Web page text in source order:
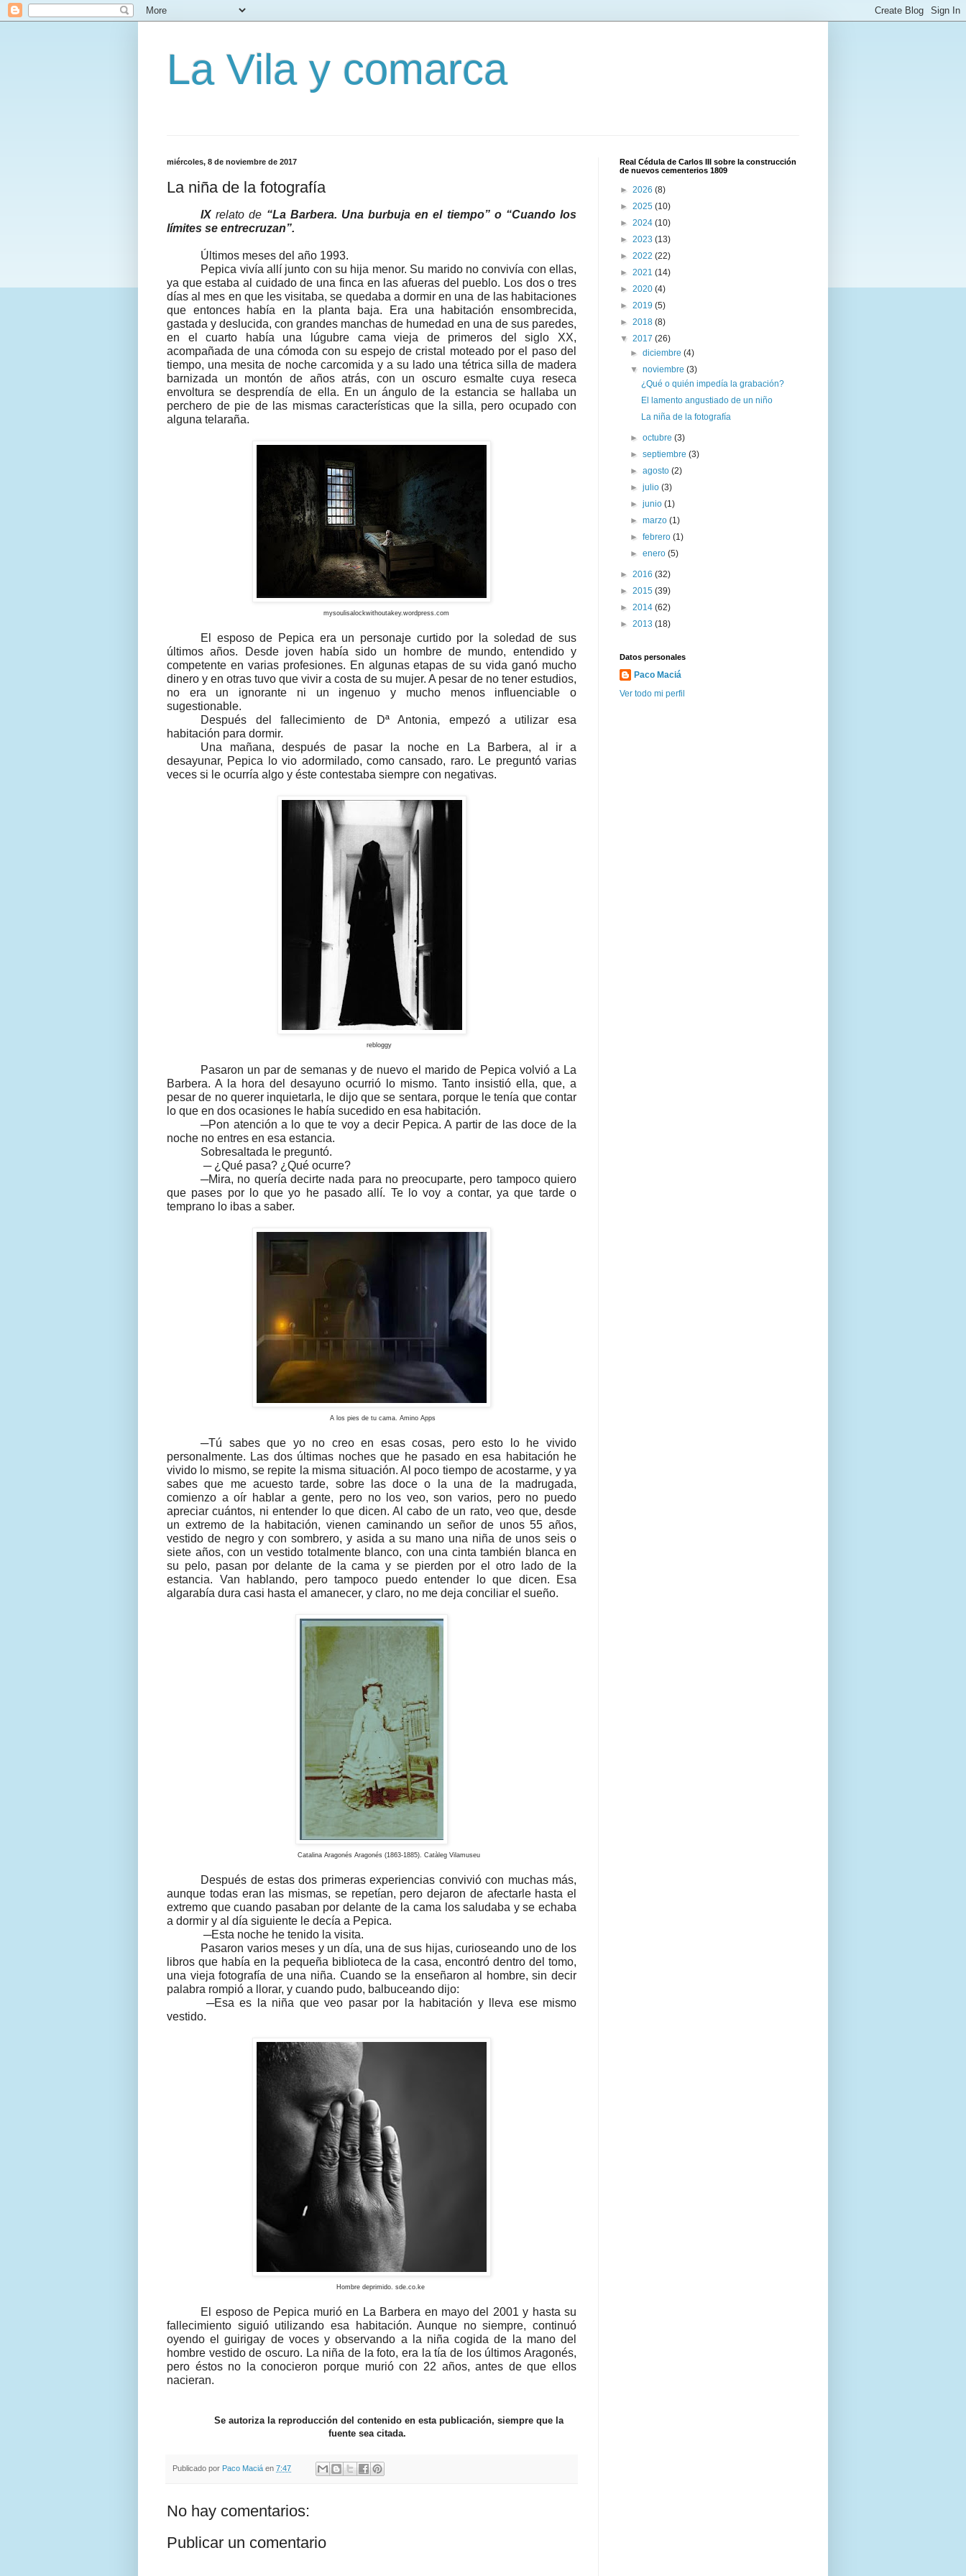
La Vila y comarca
miércoles, 8 de noviembre de 2017
La niña de la fotografía
IX relato de “La Barbera. Una burbuja en el tiempo” o “Cuando los
límites se entrecruzan”.
Últimos meses del año 1993.
Pepica vivía allí junto con su hija menor. Su marido no convivía con ellas,
ya que estaba al cuidado de una finca en las afueras del pueblo. Los dos o tres
días al mes en que les visitaba, se quedaba a dormir en una de las habitaciones
que entonces había en la planta baja. Era una habitación ensombrecida,
gastada y deslucida, con grandes manchas de humedad en una de sus paredes,
en el cuarto había una lúgubre cama vieja de primeros del siglo XX,
acompañada de una cómoda con su espejo de cristal moteado por el paso del
tiempo, una mesita de noche carcomida y a su lado una tétrica silla de madera
barnizada un montón de años atrás, con un oscuro esmalte cuya reseca
envoltura se desprendía de ella. En un ángulo de la estancia se hallaba un
perchero de pie de las mismas características que la silla, pero ocupado con
alguna telaraña.
mysoulisalockwithoutakey.wordpress.com
El esposo de Pepica era un personaje curtido por la soledad de sus
últimos años. Desde joven había sido un hombre de mundo, entendido y
competente en varias profesiones. En algunas etapas de su vida ganó mucho
dinero y en otras tuvo que vivir a costa de su mujer. A pesar de no tener estudios,
no era un ignorante ni un ingenuo y mucho menos influenciable o
sugestionable.
Después del fallecimiento de Dª Antonia, empezó a utilizar esa
habitación para dormir.
Una mañana, después de pasar la noche en La Barbera, al ir a
desayunar, Pepica lo vio adormilado, como cansado, raro. Le preguntó varias
veces si le ocurría algo y éste contestaba siempre con negativas.
rebloggy
Pasaron un par de semanas y de nuevo el marido de Pepica volvió a La
Barbera. A la hora del desayuno ocurrió lo mismo. Tanto insistió ella, que, a
pesar de no querer inquietarla, le dijo que se sentara, porque le tenía que contar
lo que en dos ocasiones le había sucedido en esa habitación.
─Pon atención a lo que te voy a decir Pepica. A partir de las doce de la
noche no entres en esa estancia.
Sobresaltada le preguntó.
─ ¿Qué pasa? ¿Qué ocurre?
─Mira, no quería decirte nada para no preocuparte, pero tampoco quiero
que pases por lo que yo he pasado allí. Te lo voy a contar, ya que tarde o
temprano lo ibas a saber.
A los pies de tu cama. Amino Apps
─Tú sabes que yo no creo en esas cosas, pero esto lo he vivido
personalmente. Las dos últimas noches que he pasado en esa habitación he
vivido lo mismo, se repite la misma situación. Al poco tiempo de acostarme, y ya
sabes que me acuesto tarde, sobre las doce o la una de la madrugada,
comienzo a oír hablar a gente, pero no los veo, son varios, pero no puedo
apreciar cuántos, ni entender lo que dicen. Al cabo de un rato, veo que, desde
un extremo de la habitación, vienen caminando un señor de unos 55 años,
vestido de negro y con sombrero, y asida a su mano una niña de unos seis o
siete años, con un vestido totalmente blanco, con una cinta también blanca en
su pelo, pasan por delante de la cama y se pierden por el otro lado de la
estancia. Van hablando, pero tampoco puedo entender lo que dicen. Esa
algarabía dura casi hasta el amanecer, y claro, no me deja conciliar el sueño.
Catalina Aragonés Aragonés (1863-1885). Catàleg Vilamuseu
Después de estas dos primeras experiencias convivió con muchas más,
aunque todas eran las mismas, se repetían, pero dejaron de afectarle hasta el
extremo que cuando pasaban por delante de la cama los saludaba y se echaba
a dormir y al día siguiente le decía a Pepica.
─Esta noche he tenido la visita.
Pasaron varios meses y un día, una de sus hijas, curioseando uno de los
libros que había en la pequeña biblioteca de la casa, encontró dentro del tomo,
una vieja fotografía de una niña. Cuando se la enseñaron al hombre, sin decir
palabra rompió a llorar, y cuando pudo, balbuceando dijo:
─Esa es la niña que veo pasar por la habitación y lleva ese mismo
vestido.
Hombre deprimido. sde.co.ke
El esposo de Pepica murió en La Barbera en mayo del 2001 y hasta su
fallecimiento siguió utilizando esa habitación. Aunque no siempre, continuó
oyendo el guirigay de voces y observando a la niña cogida de la mano del
hombre vestido de oscuro. La niña de la foto, era la tía de los últimos Aragonés,
pero éstos no la conocieron porque murió con 22 años, antes de que ellos
nacieran.
Se autoriza la reproducción del contenido en esta publicación, siempre que la
fuente sea citada.
Publicado por Paco Maciá en 7:47
No hay comentarios:
Publicar un comentario
Real Cédula de Carlos III sobre la construcción
de nuevos cementerios 1809
► 2026 (8)
► 2025 (10)
► 2024 (10)
► 2023 (13)
► 2022 (22)
► 2021 (14)
► 2020 (4)
► 2019 (5)
► 2018 (8)
▼ 2017 (26)
►diciembre(4)
▼noviembre(3)
¿Qué o quién impedía la grabación?
El lamento angustiado de un niño
La niña de la fotografía
►octubre(3)
►septiembre(3)
►agosto(2)
►julio(3)
►junio(1)
►marzo(1)
►febrero(1)
►enero(5)
► 2016 (32)
► 2015 (39)
► 2014 (62)
► 2013 (18)
Datos personales
Paco Maciá
Ver todo mi perfil